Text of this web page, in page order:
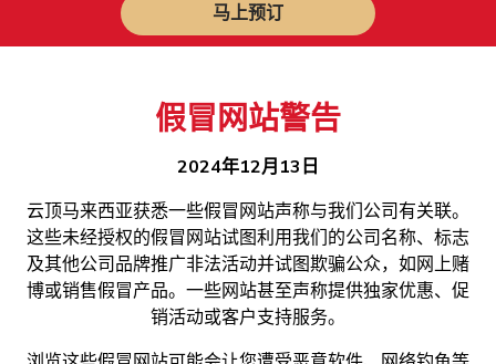
马上预订
假冒网站警告
2024年12月13日
云顶马来西亚获悉一些假冒网站声称与我们公司有关联。
这些未经授权的假冒网站试图利用我们的公司名称、标志
及其他公司品牌推广非法活动并试图欺骗公众，如网上赌
博或销售假冒产品。一些网站甚至声称提供独家优惠、促
销活动或客户支持服务。